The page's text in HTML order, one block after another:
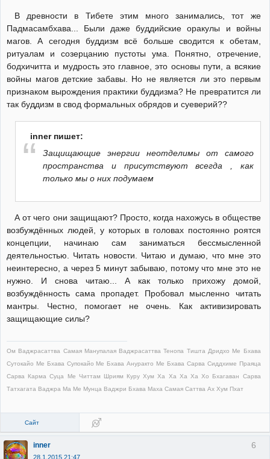
В древности в Тибете этим много занимались, тот же
Падмасамбхава... Были даже буддийские оракулы и войны
магов. А сегодня буддизм всё больше сводится к обетам,
ритуалам и созерцанию пустоты ума. Понятно, отречение,
бодхичитта и мудрость это главное, это основы пути, а всякие
войны магов детские забавы. Но не является ли это первым
признаком вырождения практики буддизма? Не превратится ли
так буддизм в свод формальных обрядов и суеверий??
inner пишет:
Защищающие энергии неотделимы от самого
пространства и присутствуют всегда , как
только мы о них подумаем
А от чего они защищают? Просто, когда нахожусь в обществе
возбуждённых людей, у которых в головах постоянно роятся
концепции, начинаю сам заниматься бессмысленной
деятельностью. Читать новости. Читаю и думаю, что мне это
неинтересно, а через 5 минут забываю, потому что мне это не
нужно. И снова читаю... А как только прихожу домой,
возбуждённость сама пропадет. Пробовал мысленно читать
мантры. Честно, помогает не очень. Как активизировать
защищающие силы?
Ом Ваджрасаттва Самая Манупалая Ваджрасаттва Тенопа Тишта Дридхо Ме Бхава
Сутокайо Ме Бхава Супокайо Ме Бхава Ануракто Ме Бхава Сарва Сиддхиме Праяца
Сарва Карма Суца Ме Читтам Шриям Куру Хум Ха Ха Ха Ха Хо Бхагаван Сарва
Татхагата Ваджра Ма Ме Мунца Ваджри Бхава Маха Самая Саттва Ах Хум Пхат
Сайт
6
inner
28.1.2015 21:47